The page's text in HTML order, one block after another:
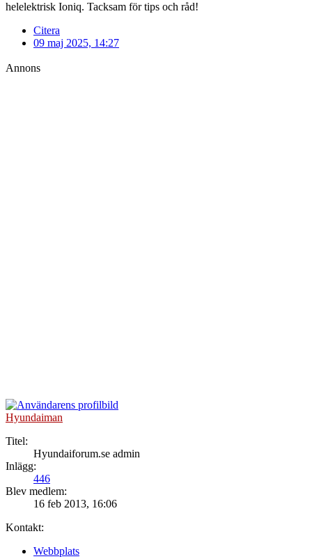
helelektrisk Ioniq. Tacksam för tips och råd!
Citera
09 maj 2025, 14:27
Annons
Hyundaiman
Titel:
Hyundaiforum.se admin
Inlägg:
446
Blev medlem:
16 feb 2013, 16:06
Kontakt:
Webbplats